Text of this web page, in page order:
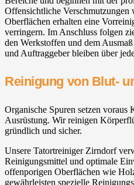
Offensichtliche Verschmutzungen
Oberflächen erhalten eine
verringern. Im Anschluss folgen
den Werkstoffen und dem
und Auftraggeber bleiben über
Reinigung von Blut-
Organische Spuren setzen
Ausrüstung. Wir reinigen
gründlich und sicher.
Unsere Tatortreiniger Zirndorf
Reinigungsmittel und optimale
offenporigen Oberflächen wie
gewährleisten spezielle